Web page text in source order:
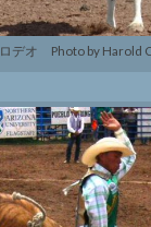
ロデオ Photo by Harold